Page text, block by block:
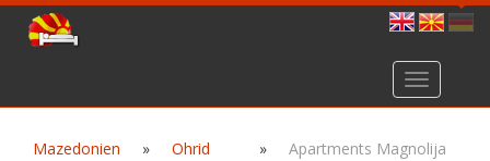
Toggle
navigation
Mazedonien » Ohrid » Apartments Magnolija